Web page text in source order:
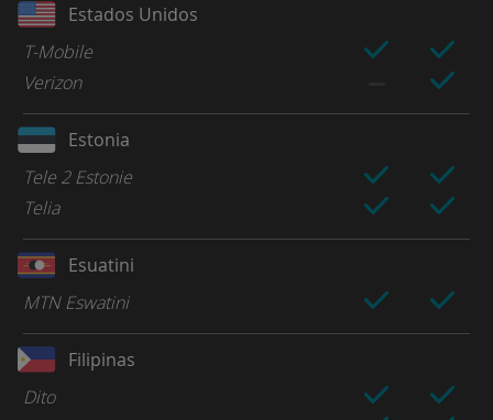
Estados Unidos
T-Mobile
Verizon
Estonia
Tele 2 Estonie
Telia
Esuatini
MTN Eswatini
Filipinas
Dito